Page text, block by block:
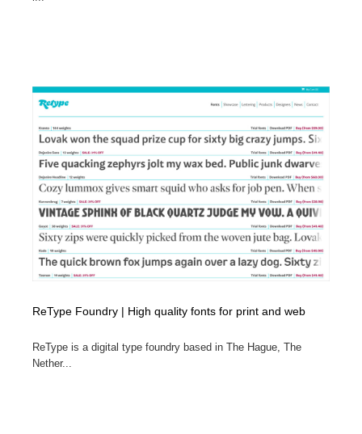
ReType Foundry | High quality fonts for print and web
ReType is a digital type foundry based in The Hague, The
Nether...